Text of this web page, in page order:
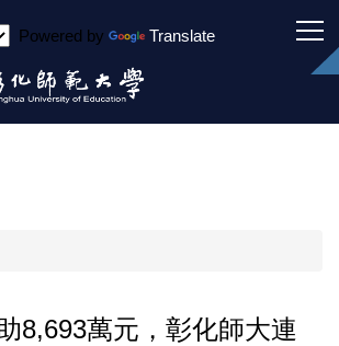
Powered by Translate
8,693萬元，彰化師大連